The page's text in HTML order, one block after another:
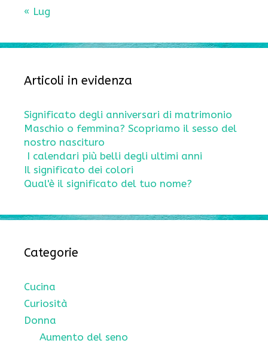
« Lug
Articoli in evidenza
Significato degli anniversari di matrimonio
Maschio o femmina? Scopriamo il sesso del
nostro nascituro
I calendari più belli degli ultimi anni
Il significato dei colori
Qual'è il significato del tuo nome?
Categorie
Cucina
Curiosità
Donna
Aumento del seno